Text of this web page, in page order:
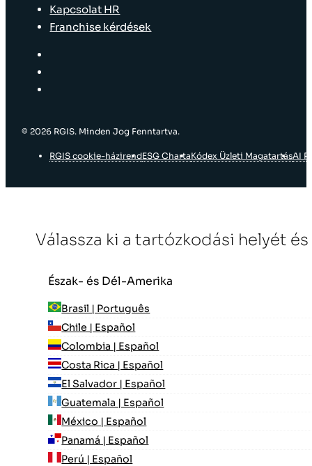
Kapcsolat HR
Franchise kérdések
© 2026 RGIS. Minden Jog Fenntartva.
RGIS cookie-házirendESG ChartaKódex Üzleti MagatartásAI
Válassza ki a tartózkodási helyét
Észak- és Dél-Amerika
Brasil | Português
Chile | Español
Colombia | Español
Costa Rica | Español
El Salvador | Español
Guatemala | Español
México | Español
Panamá | Español
Perú | Español